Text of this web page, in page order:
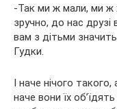
-Так ми ж мали, ми ж
зручно, до нас друзі
вам з дітьми
Гудки.
І наче нічого
наче вони їх